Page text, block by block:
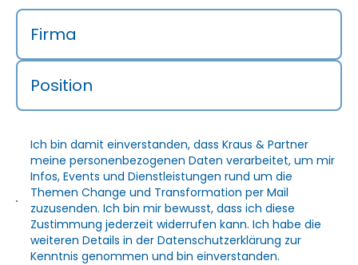
Firma
Position
Ich bin damit einverstanden, dass Kraus & Partner
meine personenbezogenen Daten verarbeitet, um mir
Infos, Events und Dienstleistungen rund um die
Themen Change und Transformation per Mail
zuzusenden. Ich bin mir bewusst, dass ich diese
Zustimmung jederzeit widerrufen kann. Ich habe die
weiteren Details in derDatenschutzerklärung zur
Kenntnis genommen und bin einverstanden.